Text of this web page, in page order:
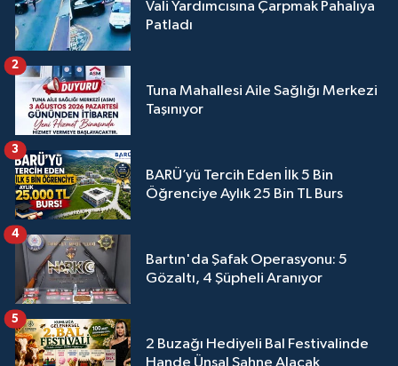
Vali Yardımcısına Çarpmak Pahalıya
Patladı
Tuna Mahallesi Aile Sağlığı Merkezi
Taşınıyor
2
BARÜ’yü Tercih Eden İlk 5 Bin
Öğrenciye Aylık 25 Bin TL Burs
3
Bartın'da Şafak Operasyonu: 5
Gözaltı, 4 Şüpheli Aranıyor
4
2 Buzağı Hediyeli Bal Festivalinde
Hande Ünsal Sahne Alacak
5